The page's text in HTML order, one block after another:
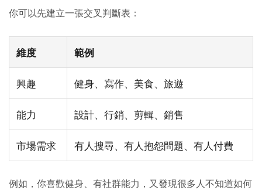
你可以先建立一張交叉判斷表：
維度 範例
興趣 健身、寫作、美食、旅遊
能力 設計、行銷、剪輯、銷售
市場需求 有人搜尋、有人抱怨問題、有人付費
例如，你喜歡健身、有社群能力，又發現很多人不知道如何